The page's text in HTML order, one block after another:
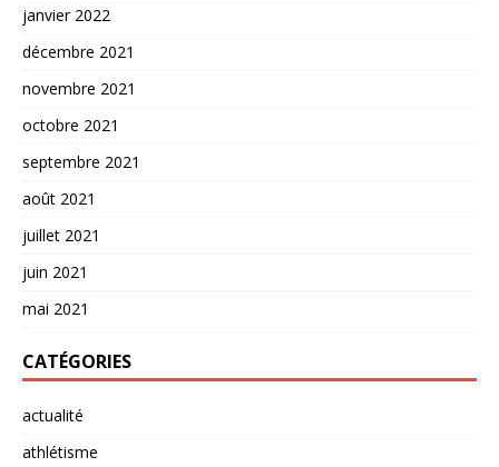
janvier 2022
décembre 2021
novembre 2021
octobre 2021
septembre 2021
août 2021
juillet 2021
juin 2021
mai 2021
CATÉGORIES
actualité
athlétisme